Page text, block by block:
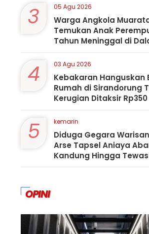
3 05 Agu 2026
Warga Angkola
Temukan Anak
Tahun Meninggal di
Sumur
4 03 Agu 2026
Kebakaran Hanguskan
Rumah di Sirandorung
Kerugian Ditaksir
5 kemarin
Diduga Gegara
Arse Tapsel Aniaya
Kandung Hingga Tewas
OPINI